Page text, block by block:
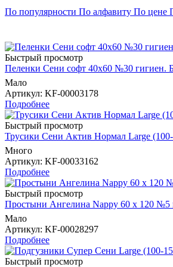
По популярности По алфавиту По цене
Быстрый просмотр
Пеленки Сени софт 40х60 №30 гигиен.
Мало
Артикул: KF-00003178
Подробнее
Быстрый просмотр
Трусики Сени Актив Нормал Large
Много
Артикул: KF-00033162
Подробнее
Быстрый просмотр
Простыни Ангелина Nappy 60 х 120
Мало
Артикул: KF-00028297
Подробнее
Быстрый просмотр